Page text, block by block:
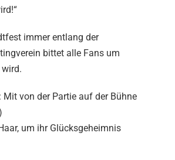
immer entlang der
bittet alle Fans um
von der Partie auf der Bühne
um ihr Glücksgeheimnis